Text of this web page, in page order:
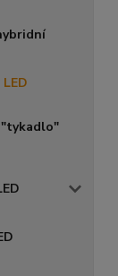
"tykadlo"